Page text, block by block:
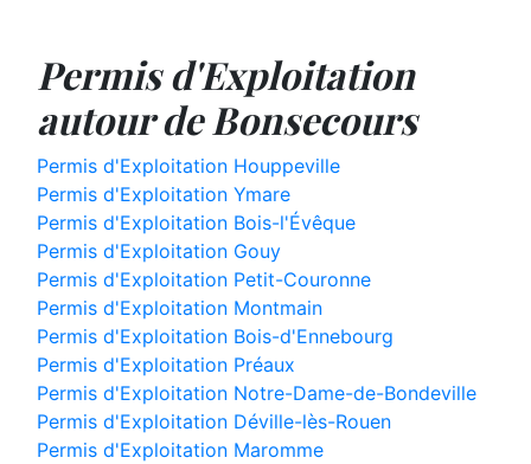
Permis d'Exploitation
autour de Bonsecours
Permis d'Exploitation Houppeville
Permis d'Exploitation Ymare
Permis d'Exploitation Bois-l'Évêque
Permis d'Exploitation Gouy
Permis d'Exploitation Petit-Couronne
Permis d'Exploitation Montmain
Permis d'Exploitation Bois-d'Ennebourg
Permis d'Exploitation Préaux
Permis d'Exploitation Notre-Dame-de-Bondeville
Permis d'Exploitation Déville-lès-Rouen
Permis d'Exploitation Maromme